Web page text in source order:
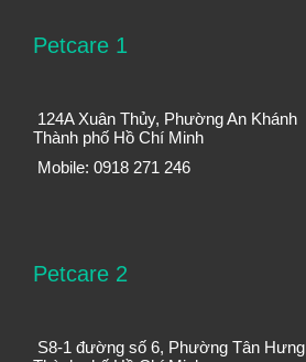
Petcare 1
124A Xuân Thủy, Phường An Khánh
Thành phố Hồ Chí Minh
Mobile: 0918 271 246
Petcare 2
S8-1 đường số 6, Phường Tân Hưng